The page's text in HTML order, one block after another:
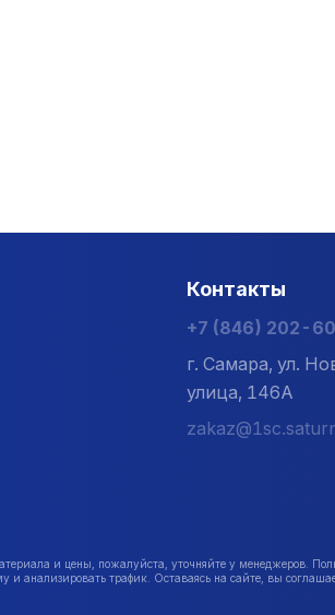
Контакты
+7 (846) 202-
г. Самара, ул.
улица, 146А
и цены, пожалуйста, уточняйте у менеджеров.
анализировать трафик. Оставаясь на сайте, вы